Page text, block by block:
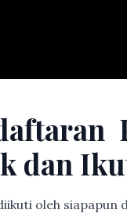
dan
oleh siapapun